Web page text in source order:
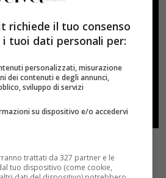
iniziate a Febbraio ad Atlanta e
È stato scritto e diretto
Gunn,regista e sceneggiatore e
richiede il tuo consenso
tuoi dati personali per:
personalizzati, misurazione
dei contenuti e degli annunci,
sviluppo di servizi
su dispositivo e/o accedervi
trattati da 327 partner e le
tuo dispositivo (come cookie,